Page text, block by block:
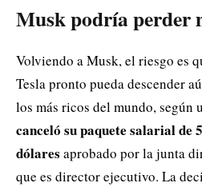
Musk podría perder
Volviendo a Musk, el riesgo es
Tesla pronto pueda descender
los más ricos del mundo, según
canceló su paquete salarial de
dólares aprobado por la junta
que es director ejecutivo. La